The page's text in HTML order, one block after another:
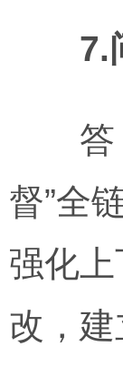
7.
答：
督”全
强化
改，